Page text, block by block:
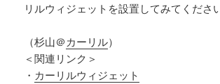
リルウィジェットを設置してみてくださ
（杉山＠ カーリル）
＜関連リンク＞
・ カーリルウィジェット